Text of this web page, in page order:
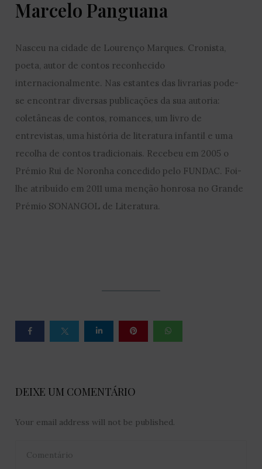
Marcelo Panguana
Nasceu na cidade de Lourenço Marques. Cronista,
poeta, autor de contos reconhecido
internacionalmente. Nas estantes das livrarias pode-
se encontrar diversas publicações da sua autoria:
coletâneas de contos, romances, um livro de
entrevistas, uma história de literatura infantil e uma
recolha de contos tradicionais. Recebeu em 2005 o
Prémio Rui de Noronha concedido pelo FUNDAC. Foi-
lhe atribuído em 2011 uma menção honrosa no Grande
Prémio SONANGOL de Literatura.
DEIXE UM COMENTÁRIO
Your email address will not be published.